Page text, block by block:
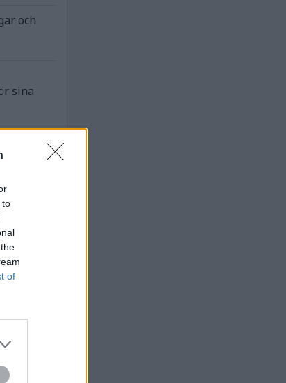
to
of
och
sina
av